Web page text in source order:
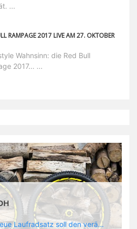
...
RAMPAGE 2017 LIVE AM 27. OKTOBER
Wahnsinn: die Red Bull
2017... ...
Deemax DH Der neue Laufradsatz soll den veränderten Ansprüchen im Downhill Einsatz gerecht werden: die Geschwindigkeiten werden immer höher, die Kräfte, die aufs Material wirken ebenfalls. Damit steigen natürlich auch die Ansprüche der Fahrer ans Material. Das einzige, was eventuell niedriger wird, ist der Reifendruck. Somit ergibt sich der Anforderungskatalog an das Deemax-Update. Hier ist das Ergebnis: - der Laufradsatz bekam eine neue Felge mit 28 mm Innenbreite. Laut Scott Sharples ist das der beste Kompromiss aus Stabilität, Gewicht und Steifigkeit, vor allem aber passt diese Breite am besten zu den Reifen, die aktuell auf dem Markt sind und im Renneinsatz gefahren werden. Es gehe auch breite und schmaler, 28 mm hätten sich aber im Test als Optimum herausgestellt. - mit einem 4D-Fertigungsprozess wurde die Materialverteilung optimiert: Stabilität dort, wo sie erforderlich ist, Gewichtsersparnis da, wo es Sinn macht. Somit gibt Mavic eine GGewichtsersparnis von 15 % an, ohne an Stabilität einzubüßen - neue, ultraleichte „double butted“ Speichen und ein super effizienter Freilauf - Mavics bewährtes UST System für perfekte Kompatibilität mit Tubeless Reifen - Gewicht (Laufradset): 1944 g)